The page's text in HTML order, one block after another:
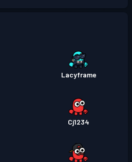
Lacyframe
Cj1234